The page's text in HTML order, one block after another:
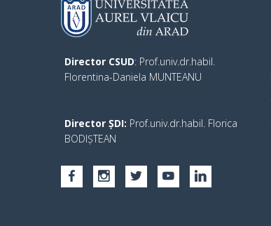
Director CSUD: Prof.univ.dr.habil.
Florentina-Daniela MUNTEANU
Director ȘDI: Prof.univ.dr.habil. Florica
BODIȘTEAN